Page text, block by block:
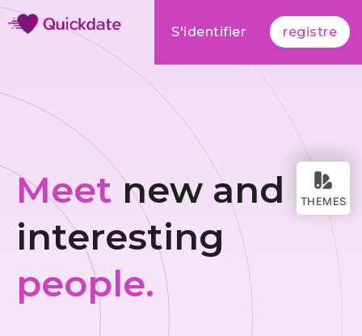
THEMES
S'identifier registre
Meet new and
interesting
people.